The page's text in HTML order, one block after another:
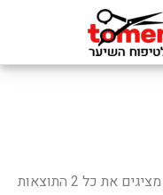
מציגים את כל ⁦2⁩ התוצאות